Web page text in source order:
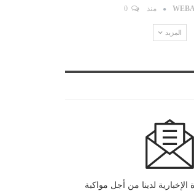
منذ 0
المزيد
لدينا من أجل مواكبة